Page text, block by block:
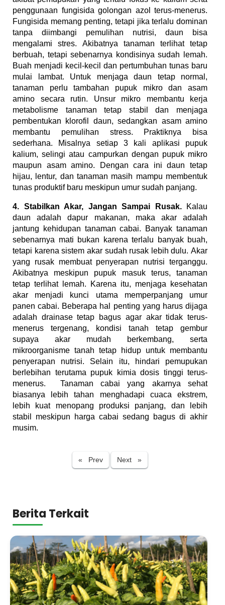
penggunaan fungisida golongan azol terus-menerus.
Fungisida memang penting, tetapi jika terlalu dominan
tanpa diimbangi pemulihan nutrisi, daun bisa
mengalami stres.
Akibatnya tanaman terlihat tetap
berbuah, tetapi sebenarnya kondisinya sudah lemah.
Buah menjadi kecil-kecil dan pertumbuhan tunas baru
mulai lambat.
Untuk menjaga daun tetap normal,
tanaman perlu tambahan pupuk mikro dan asam
amino secara rutin. Unsur mikro membantu kerja
metabolisme tanaman tetap stabil dan menjaga
pembentukan klorofil daun, sedangkan asam amino
membantu pemulihan stress. Praktiknya bisa
sederhana. Misalnya setiap 3 kali aplikasi pupuk
kalium, selingi atau campurkan dengan pupuk mikro
maupun asam amino. Dengan cara ini daun tetap
hijau, lentur, dan tanaman masih mampu membentuk
tunas produktif baru meskipun umur sudah panjang.
4. Stabilkan Akar, Jangan Sampai Rusak.
Kalau
daun adalah dapur makanan, maka akar adalah
jantung kehidupan tanaman cabai. Banyak tanaman
sebenarnya mati bukan karena terlalu banyak buah,
tetapi karena sistem akar sudah rusak lebih dulu. Akar
yang rusak membuat penyerapan nutrisi terganggu.
Akibatnya meskipun pupuk masuk terus, tanaman
tetap terlihat lemah. Karena itu, menjaga kesehatan
akar menjadi kunci utama memperpanjang umur
panen cabai. Beberapa hal penting yang harus dijaga
adalah drainase tetap bagus agar akar tidak terus-
menerus tergenang, kondisi tanah tetap gembur
supaya akar mudah berkembang, serta
mikroorganisme tanah tetap hidup untuk membantu
penyerapan nutrisi.
Selain itu, hindari pemupukan
berlebihan terutama pupuk kimia dosis tinggi terus-
menerus.
Tanaman cabai yang akarnya sehat
biasanya lebih tahan menghadapi cuaca ekstrem,
lebih kuat menopang produksi panjang, dan lebih
stabil meskipun harga cabai sedang bagus di akhir
musim.
« PrevPreviousNext »Next
Berita Terkait